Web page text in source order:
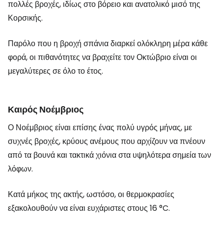
πολλές βροχές, ιδίως στο βόρειο και ανατολικό μισό της
Κορσικής.
Παρόλο που η βροχή σπάνια διαρκεί ολόκληρη μέρα κάθε
φορά, οι πιθανότητες να βραχείτε τον Οκτώβριο είναι οι
μεγαλύτερες σε όλο το έτος.
Καιρός Νοέμβριος
Ο Νοέμβριος είναι επίσης ένας πολύ υγρός μήνας, με
συχνές βροχές, κρύους ανέμους που αρχίζουν να πνέουν
από τα βουνά και τακτικά χιόνια στα υψηλότερα σημεία των
λόφων.
Κατά μήκος της ακτής, ωστόσο, οι θερμοκρασίες
εξακολουθούν να είναι ευχάριστες στους 16 °C.